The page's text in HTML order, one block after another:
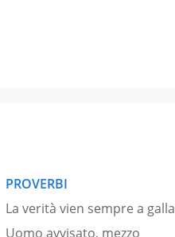
PROVERBI
La verità vien sempre a galla
Uomo avvisato, mezzo